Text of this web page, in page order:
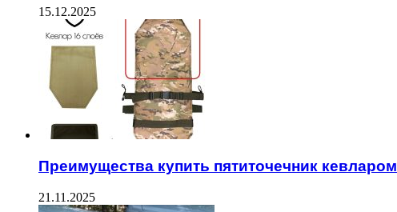
15.12.2025
Преимущества купить пятиточечник кевларом
21.11.2025